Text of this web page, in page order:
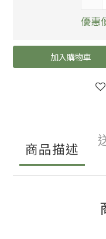
優惠
加入購物車
商品描述